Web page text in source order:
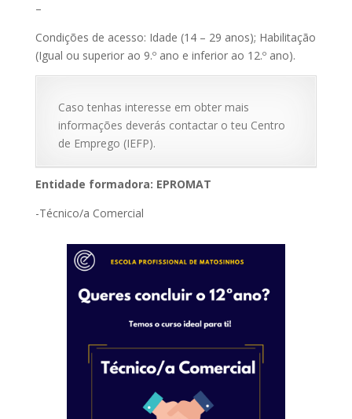
–
Condições de acesso: Idade (14 – 29 anos); Habilitação
(Igual ou superior ao 9.º ano e inferior ao 12.º ano).
Caso tenhas interesse em obter mais
informações deverás contactar o teu Centro
de Emprego (IEFP).
Entidade formadora: EPROMAT
-Técnico/a Comercial